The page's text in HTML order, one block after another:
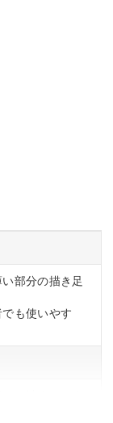
部分の描き足
も使いやす